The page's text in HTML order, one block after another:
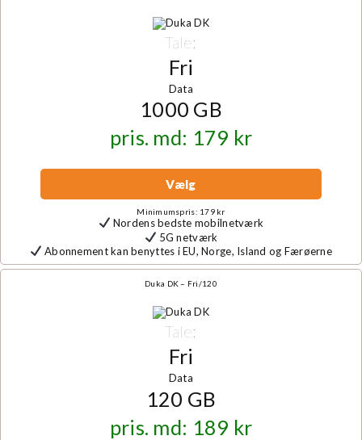
Tale:
Fri
Data
1000 GB
pris. md: 179 kr
Vælg
Minimumspris: 179 kr
Nordens bedste mobilnetværk
5G netværk
Abonnement kan benyttes i EU, Norge, Island og Færøerne
Duka DK – Fri/120
Tale:
Fri
Data
120 GB
pris. md: 189 kr